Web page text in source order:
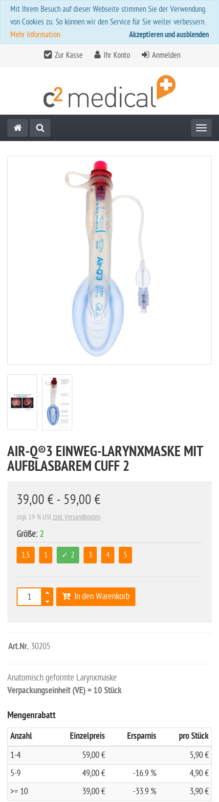
Mit Ihrem Besuch auf dieser Webseite stimmen Sie der Verwendung
von Cookies zu. So können wir den Service für Sie weiter verbessern.
Mehr Information
Akzeptieren und ausblenden
Zur Kasse Ihr Konto Anmelden
AIR-Q®3 EINWEG-LARYNXMASKE MIT
AUFBLASBAREM CUFF 2
39,00 € - 59,00 €
zzgl. 19 % UStzzgl. Versandkosten
Größe: 2
1,5 1 2 3 4 5
In den Warenkorb
Art.Nr. 30205
Anatomisch geformte Larynxmaske
Verpackungseinheit (VE) = 10 Stück
Mengenrabatt
Anzahl Einzelpreis Ersparnis pro Stück
1-4 59,00 €
5,90 €
5-9
49,00 € -16.9 %
4,90 €
>= 10
39,00 € -33.9 % 3,90 €